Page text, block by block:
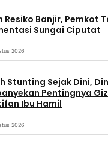
Resiko Banjir, Pemkot
Sungai Ciputat
2026
Stunting Sejak Dini,
Pentingnya
Ibu Hamil
2026